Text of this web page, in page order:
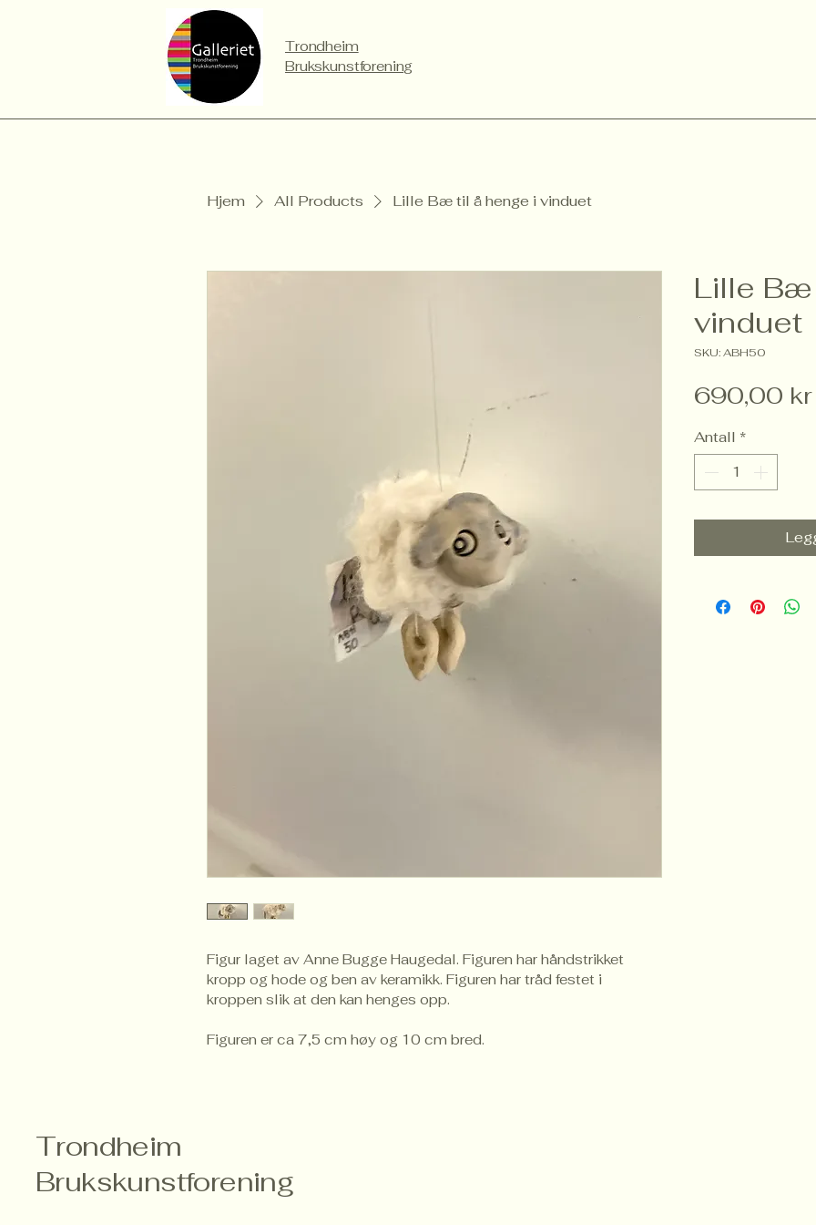
Trondheim
Brukskunstforening
Hjem All Products Lille Bæ til å henge i vinduet
Figur laget av Anne Bugge Haugedal. Figuren har håndstrikket
kropp og hode og ben av keramikk. Figuren har tråd festet i
kroppen slik at den kan henges opp.
Figuren er ca 7,5 cm høy og 10 cm bred.
Lille Bæ
vinduet
SKU: ABH50
690,00 kr
Antall *
Trondheim
Brukskunstforening